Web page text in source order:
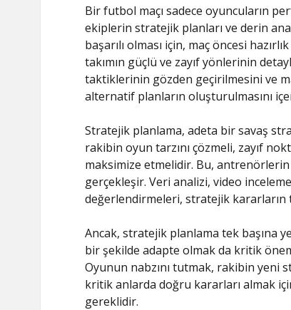
Bir futbol maçı sadece oyuncuların
ekiplerin stratejik planları ve derin
başarılı olması için, maç öncesi
takımın güçlü ve zayıf yönlerinin
taktiklerinin gözden geçirilmesini ve
alternatif planların oluşturulmasını
Stratejik planlama, adeta bir savaş
rakibin oyun tarzını çözmeli, zayıf
maksimize etmelidir. Bu, antrenörlerin
gerçekleşir. Veri analizi, video
değerlendirmeleri, stratejik
Ancak, stratejik planlama tek başına
bir şekilde adapte olmak da kritik
Oyunun nabzını tutmak, rakibin yeni
kritik anlarda doğru kararları almak
gereklidir.